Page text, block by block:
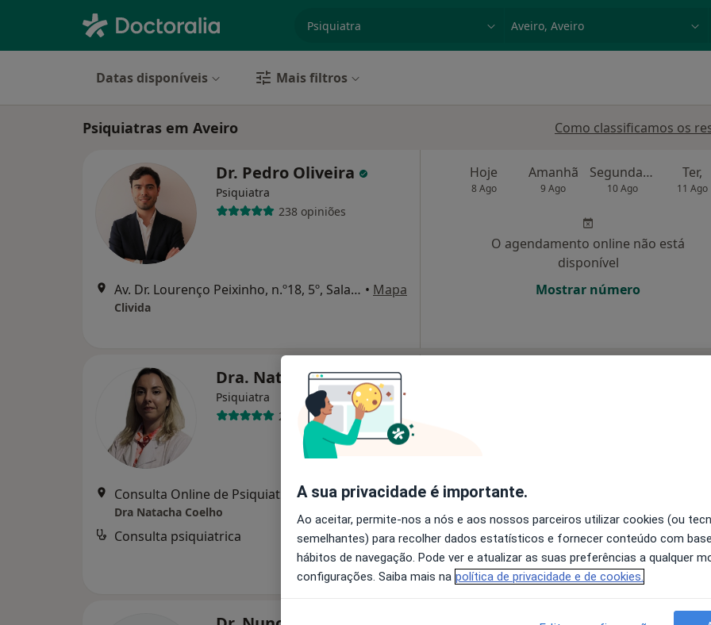
Datas disponíveis Mais filtros
Psiquiatras em Aveiro Como classificamos os
Dr. Pedro Oliveira
Psiquiatra
238 opiniões
Av. Dr. Lourenço Peixinho, n.º18, 5º, Sala PQ, Aveiro • Mapa
Clivida
Hoje
8 Ago
Amanhã
9 Ago
Segunda-feira
10 Ago
Ter,
11 Ago
O agendamento online não está
disponível
Mostrar número
Dra. Natacha Coelho
Psiquiatra
22 opiniões
Consulta Online de Psiquiatria, Aveiro •Mapa
Dra Natacha Coelho
Consulta psiquiatrica 80 €
Solicite um atendimento
A sua privacidade é importante.
Ao aceitar, permite-nos a nós e aos nossos parceiros utilizar cookies (ou
semelhantes) para recolher dados estatísticos e fornecer conteúdo com
hábitos de navegação. Pode ver e atualizar as suas preferências a qualquer
configurações. Saiba mais na política de privacidade e de cookies.